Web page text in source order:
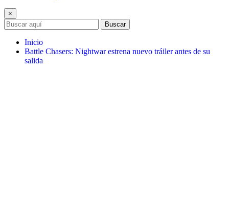
×
Buscar
Inicio
Battle Chasers: Nightwar estrena nuevo tráiler antes de su
salida